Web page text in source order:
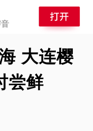
大连樱
尝鲜